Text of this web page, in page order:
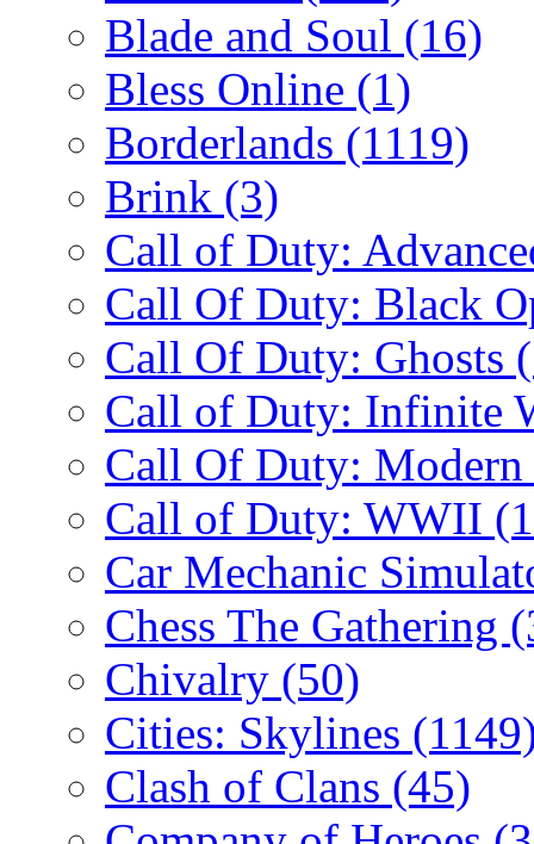
Blade and Soul (16)
Bless Online (1)
Borderlands (1119)
Brink (3)
Call of Duty:
Call Of Duty: Black
Call Of Duty: Ghosts
Call of Duty: Infinite
Call Of Duty:
Call of Duty: WWII
Car Mechanic
Chess The Gathering
Chivalry (50)
Cities: Skylines
Clash of Clans (45)